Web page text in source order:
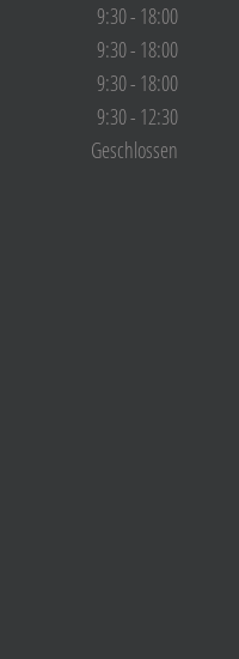
9:30 - 18:00
9:30 - 18:00
9:30 - 18:00
9:30 - 12:30
Geschlossen